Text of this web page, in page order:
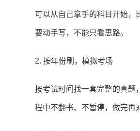
可以从自己拿手的科目开始，
要动手写，不能只看思路。
2. 按年份刷，模拟考场
按考试时间找一套完整的真题
程中不翻书、不暂停，做完再